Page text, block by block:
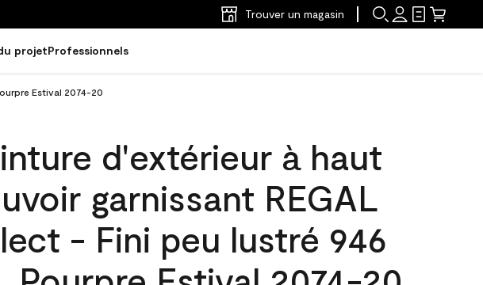
Trouver un magasin
projetProfessionnels
Estival 2074-20
d'extérieur à haut
garnissant REGAL
- Fini peu lustré 946